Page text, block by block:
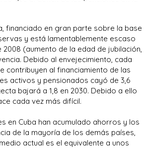
financiado en gran parte sobre la base
y está lamentablemente escaso
(aumento de la edad de jubilación,
Debido al envejecimiento, cada
contribuyen al financiamiento de las
activos y pensionados cayó de 3,6
bajará a 1,8 en 2030. Debido a ello
cada vez más difícil.
en Cuba han acumulado ahorros y los
de la mayoría de los demás países,
actual es el equivalente a unos